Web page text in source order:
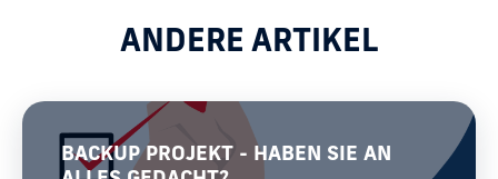
ANDERE ARTIKEL
BACKUP PROJEKT - HABEN SIE AN